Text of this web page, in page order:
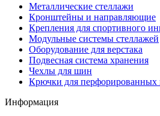
Металлические стеллажи
Кронштейны и направляющие
Крепления для спортивного
Модульные системы стеллажей
Оборудование для верстака
Подвесная система хранения
Чехлы для шин
Крючки для перфорированных
Информация